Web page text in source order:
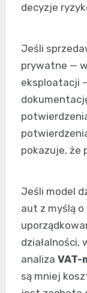
decyzje
Jeśli
prywatne —
eksploatacji
pokazuje, że
Jeśli model
aut z myślą
działalności,
analiza VAT-
są mniej